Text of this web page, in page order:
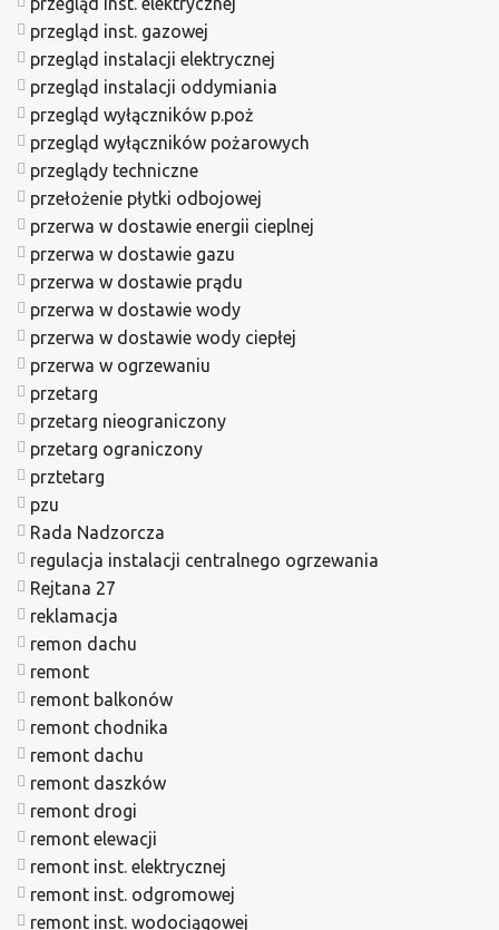
przegląd inst. gazowej
przegląd instalacji elektrycznej
przegląd instalacji oddymiania
przegląd wyłączników p.poż
przegląd wyłączników pożarowych
przeglądy techniczne
przełożenie płytki odbojowej
przerwa w dostawie energii cieplnej
przerwa w dostawie gazu
przerwa w dostawie prądu
przerwa w dostawie wody
przerwa w dostawie wody ciepłej
przerwa w ogrzewaniu
przetarg
przetarg nieograniczony
przetarg ograniczony
prztetarg
pzu
Rada Nadzorcza
regulacja instalacji centralnego ogrzewania
Rejtana 27
reklamacja
remon dachu
remont
remont balkonów
remont chodnika
remont dachu
remont daszków
remont drogi
remont elewacji
remont inst. elektrycznej
remont inst. odgromowej
remont inst. wodociągowej